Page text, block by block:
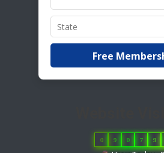
Free
0 9 0 7 9